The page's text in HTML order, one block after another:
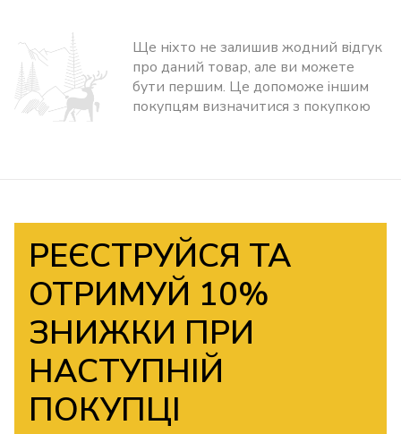
Ще ніхто не залишив жодний відгук
про даний товар, але ви можете
бути першим. Це допоможе іншим
покупцям визначитися з покупкою
РЕЄСТРУЙСЯ ТА
ОТРИМУЙ 10%
ЗНИЖКИ ПРИ
НАСТУПНІЙ
ПОКУПЦІ